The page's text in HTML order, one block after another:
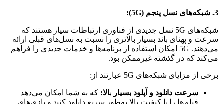
3. شبکه‌های نسل پنجم (5G):
شبکه‌های 5G نسل جدیدی از فناوری ارتباطات سیار هستند که
سرعت و پهنای باند بسیار بالاتری را نسبت به نسل‌های قبلی ارائه
می‌دهند. 5G امکان استفاده از برنامه‌ها و خدمات جدیدی را فراهم
می‌کند که در گذشته غیرممکن بود.
برخی از مزایای شبکه‌های 5G عبارتند از:
سرعت دانلود و آپلود بسیار بالا: که به شما امکان می‌دهد
فیلم‌ها را با کیفیت بالا به‌طور سریع دانلود کنید و بازی‌های